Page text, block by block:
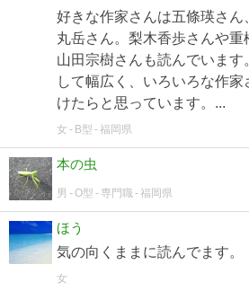
好きな作家さんは五條瑛さ
丸岳さん。梨木香歩さんや
山田宗樹さんも読んでいます
して幅広く、いろいろな作
けたらと思っています。...
女 B型 福岡県
本の虫
男 O型 専門職 福岡県
ほう
気の向くままに読んでます。
女